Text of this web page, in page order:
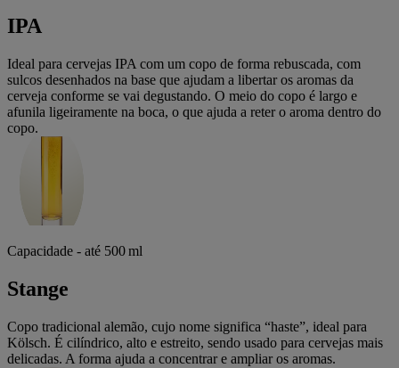
IPA
Ideal para cervejas IPA com um copo de forma rebuscada, com
sulcos desenhados na base que ajudam a libertar os aromas da
cerveja conforme se vai degustando. O meio do copo é largo e
afunila ligeiramente na boca, o que ajuda a reter o aroma dentro do
copo.
Capacidade - até 500 ml
Stange
Copo tradicional alemão, cujo nome significa “haste”, ideal para
Kölsch. É cilíndrico, alto e estreito, sendo usado para cervejas mais
delicadas. A forma ajuda a concentrar e ampliar os aromas.